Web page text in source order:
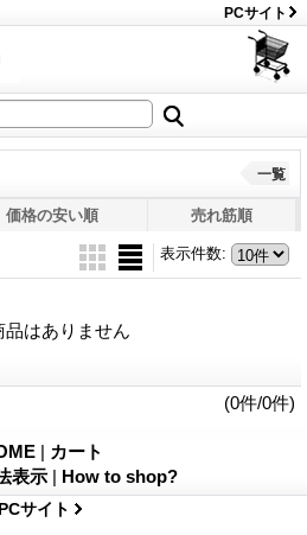
PCサイト
一覧
価格の安い順 売れ筋順
表示件数:
品はありません
(0件/0件)
| カート
表示 | How to shop?
PCサイト